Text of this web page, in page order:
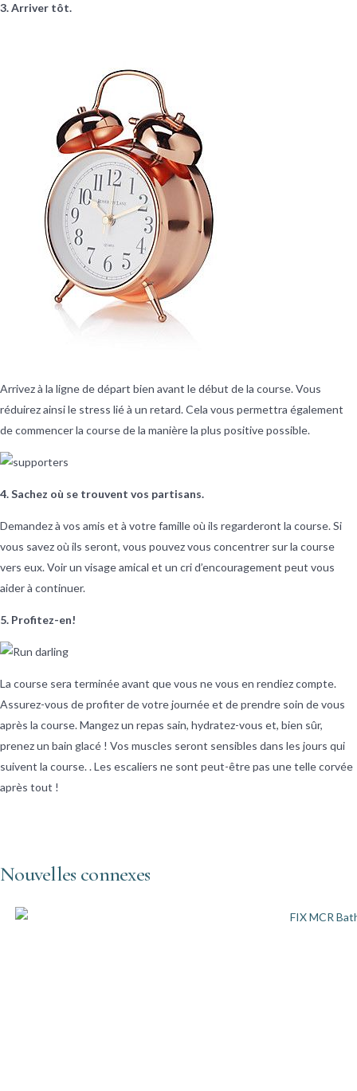
3. Arriver tôt.
Arrivez à la ligne de départ bien avant le début de la course. Vous
réduirez ainsi le stress lié à un retard. Cela vous permettra également
de commencer la course de la manière la plus positive possible.
4. Sachez où se trouvent vos partisans.
Demandez à vos amis et à votre famille où ils regarderont la course. Si
vous savez où ils seront, vous pouvez vous concentrer sur la course
vers eux. Voir un visage amical et un cri d’encouragement peut vous
aider à continuer.
5. Profitez-en!
La course sera terminée avant que vous ne vous en rendiez compte.
Assurez-vous de profiter de votre journée et de prendre soin de vous
après la course. Mangez un repas sain, hydratez-vous et, bien sûr,
prenez un bain glacé ! Vos muscles seront sensibles dans les jours qui
suivent la course. . Les escaliers ne sont peut-être pas une telle corvée
après tout !
Nouvelles connexes